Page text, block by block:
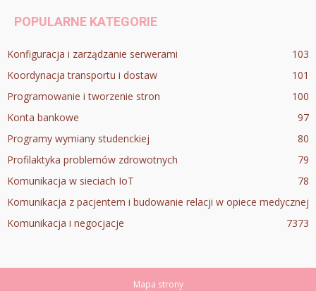
POPULARNE KATEGORIE
Konfiguracja i zarządzanie serwerami
103
Koordynacja transportu i dostaw
101
Programowanie i tworzenie stron
100
Konta bankowe
97
Programy wymiany studenckiej
80
Profilaktyka problemów zdrowotnych
79
Komunikacja w sieciach IoT
78
Komunikacja z pacjentem i budowanie relacji w opiece medycznej
73
Komunikacja i negocjacje 73
Mapa strony